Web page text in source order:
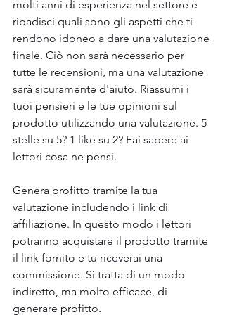
molti anni di esperienza nel settore e
ribadisci quali sono gli aspetti che ti
rendono idoneo a dare una valutazione
finale. Ciò non sarà necessario per
tutte le recensioni, ma una valutazione
sarà sicuramente d'aiuto. Riassumi i
tuoi pensieri e le tue opinioni sul
prodotto utilizzando una valutazione. 5
stelle su 5? 1 like su 2? Fai sapere ai
lettori cosa ne pensi.
Genera profitto tramite la tua
valutazione includendo i link di
affiliazione. In questo modo i lettori
potranno acquistare il prodotto tramite
il link fornito e tu riceverai una
commissione. Si tratta di un modo
indiretto, ma molto efficace, di
generare profitto.